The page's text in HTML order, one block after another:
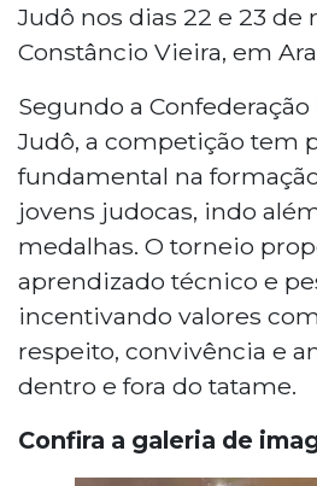
Judô nos dias 22 e 23 de
Constâncio Vieira, em
Segundo a
Judô, a competição tem
fundamental na
jovens judocas, indo
medalhas. O torneio
aprendizado técnico e
incentivando valores
respeito, convivência e
dentro e fora do tatame.
Confira a galeria de